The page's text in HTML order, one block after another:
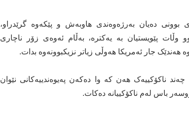
دەیان بەرژەوەندی هاوبەش و پێکەوە گرێدراو،
وڵات پێویستیان بە یەکترە، بەڵام ئەوەی زۆر ناچاری
هەندێک جار ئەمریکا هەوڵی زیاتر نزیکبوونەوە بدات.
ناکۆکییەک هەن کە وا دەکەن پەیوەندییەکانی نێوان
باس لەم ناکۆکییانە دەکات.